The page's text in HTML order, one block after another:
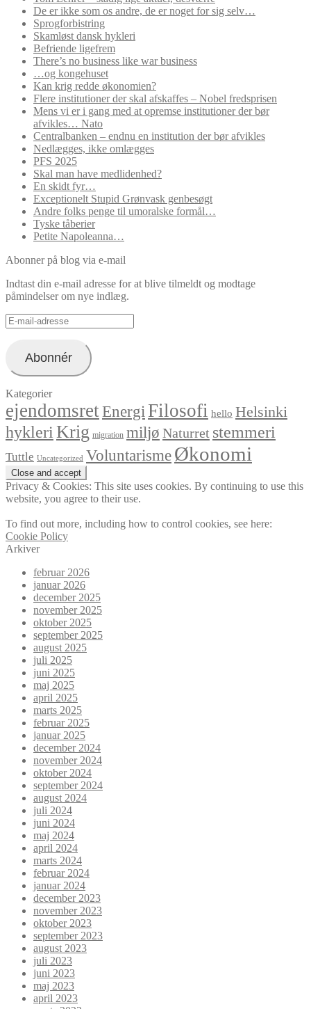
De er ikke som os andre, de er noget for sig selv…
Sprogforbistring
Skamløst dansk hykleri
Befriende ligefrem
There’s no business like war business
…og kongehuset
Kan krig redde økonomien?
Flere institutioner der skal afskaffes – Nobel fredsprisen
Mens vi er i gang med at opremse institutioner der bør
afvikles… Nato
Centralbanken – endnu en institution der bør afvikles
Nedlægges, ikke omlægges
PFS 2025
Skal man have medlidenhed?
En skidt fyr…
Exceptionelt Stupid Grønvask genbesøgt
Andre folks penge til umoralske formål…
Tyske tåberier
Petite Napoleanna…
Abonner på blog via e-mail
Indtast din e-mail adresse for at blive tilmeldt og modtage
påmindelser om nye indlæg.
E-
mail-
Abonnér
Kategorier
ejendomsretEnergi Filosofi hello Helsinki
hykleri Krig migration miljø Naturret stemmeri
Tuttle Uncategorized VoluntarismeØkonomi
Privacy & Cookies: This site uses cookies. By continuing to use this
website, you agree to their use.
To find out more, including how to control cookies, see here:
Cookie Policy
Arkiver
februar 2026
januar 2026
december 2025
november 2025
oktober 2025
september 2025
august 2025
juli 2025
juni 2025
maj 2025
april 2025
marts 2025
februar 2025
januar 2025
december 2024
november 2024
oktober 2024
september 2024
august 2024
juli 2024
juni 2024
maj 2024
april 2024
marts 2024
februar 2024
januar 2024
december 2023
november 2023
oktober 2023
september 2023
august 2023
juli 2023
juni 2023
maj 2023
april 2023